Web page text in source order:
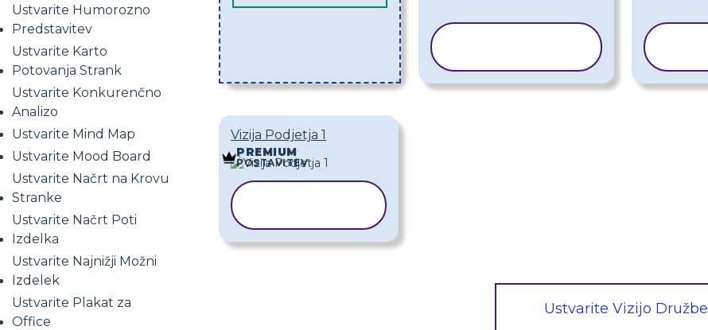
Ustvarite Humorozno
Predstavitev
Ustvarite Karto
Potovanja Strank
Ustvarite Konkurenčno
Analizo
Ustvarite Mind Map
Ustvarite Mood Board
Ustvarite Načrt na Krovu
Stranke
Ustvarite Načrt Poti
Izdelka
Ustvarite Najnižji Možni
Izdelek
Ustvarite Plakat za
Office
Vizija Podjetja 1
PREMIUM
POSTAVITEV
Ustvarite Vizijo Družbe